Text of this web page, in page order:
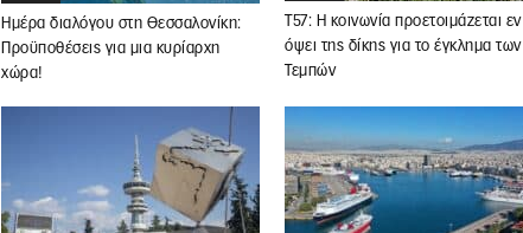
Ημέρα διαλόγου στη Θεσσαλονίκη:
Προϋποθέσεις για μια κυρίαρχη
χώρα!
Τ57: Η κοινωνία προετοιμάζεται εν
όψει της δίκης για το έγκλημα των
Τεμπών